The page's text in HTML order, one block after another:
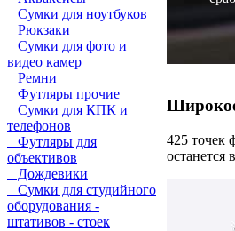
Сумки для ноутбуков
Рюкзаки
Сумки для фото и
видео камер
Ремни
Футляры прочие
Сумки для КПК и
телефонов
Футляры для
объективов
Дождевики
Сумки для студийного
оборудования -
штативов - стоек
425 точек
останется